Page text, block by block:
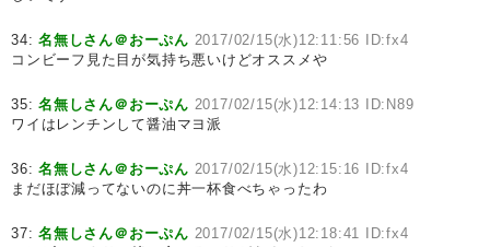
34:名無しさん＠おーぷん 2017/02/15(水)12:11:56 ID:fx4
コンビーフ見た目が気持ち悪いけどオススメや
35:名無しさん＠おーぷん 2017/02/15(水)12:14:13 ID:N89
ワイはレンチンして醤油マヨ派
36:名無しさん＠おーぷん 2017/02/15(水)12:15:16 ID:fx4
まだほぼ減ってないのに丼一杯食べちゃったわ
37:名無しさん＠おーぷん 2017/02/15(水)12:18:41 ID:fx4